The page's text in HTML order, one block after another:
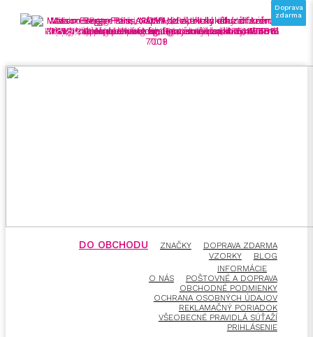
DO OBCHODU ZNAČKY
DOPRAVA ZDARMA
VZORKY
BLOG
INFORMÁCIE
O NÁS
POŠTOVNÉ A DOPRAVA
OBCHODNÉ PODMIENKY
OCHRANA OSOBNÝCH ÚDAJOV
REKLAMAČNÝ PORIADOK
VŠEOBECNÉ PRAVIDLÁ SÚŤAŽÍ
PRIHLÁSENIE
GLS
zdarma
Doprava
zdarma
Doprava
zdarma
Doprava
zdarma